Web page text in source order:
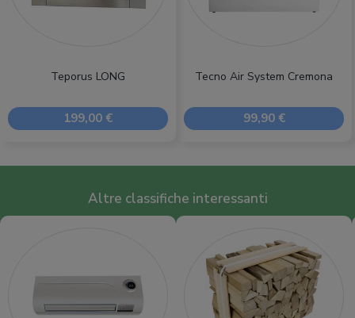
Teporus LONG
199,00 €
Tecno Air System Cremona
99,90 €
Altre classifiche interessanti